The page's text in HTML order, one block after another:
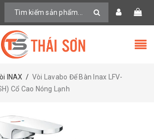
INAX / Vòi Lavabo Để Bàn Inax LFV-
Cổ Cao Nóng Lạnh